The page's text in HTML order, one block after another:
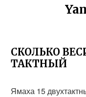
СКОЛЬКО
ТАКТНЫЙ
Ямаха 15